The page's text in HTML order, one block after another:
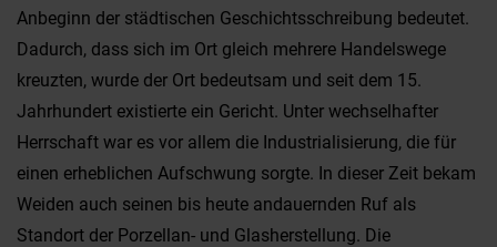
Anbeginn der städtischen Geschichtsschreibung bedeutet.
Dadurch, dass sich im Ort gleich mehrere Handelswege
kreuzten, wurde der Ort bedeutsam und seit dem 15.
Jahrhundert existierte ein Gericht. Unter wechselhafter
Herrschaft war es vor allem die Industrialisierung, die für
einen erheblichen Aufschwung sorgte. In dieser Zeit bekam
Weiden auch seinen bis heute andauernden Ruf als
Standort der Porzellan- und Glasherstellung. Die